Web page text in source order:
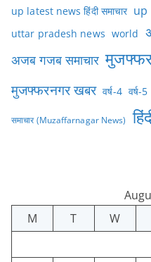
up latest news हिंदी समाचार up
uttar pradesh news world
अजब गजब समाचार
मुजफ्फरनगर खबर वर्ष-4 वर्ष-5
समाचार (Muzaffarnagar News)
M
T W